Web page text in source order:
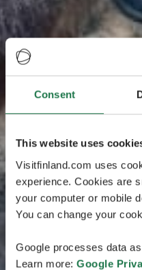
Consent
This website uses
Visitfinland.com uses
experience. Cookies are
your computer or mobile
You can change your
Google processes data
Learn more: Google